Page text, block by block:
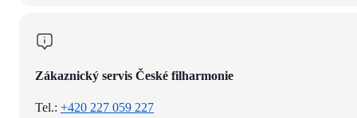
Zákaznický servis České filharmonie
Tel.: +420 227 059 227